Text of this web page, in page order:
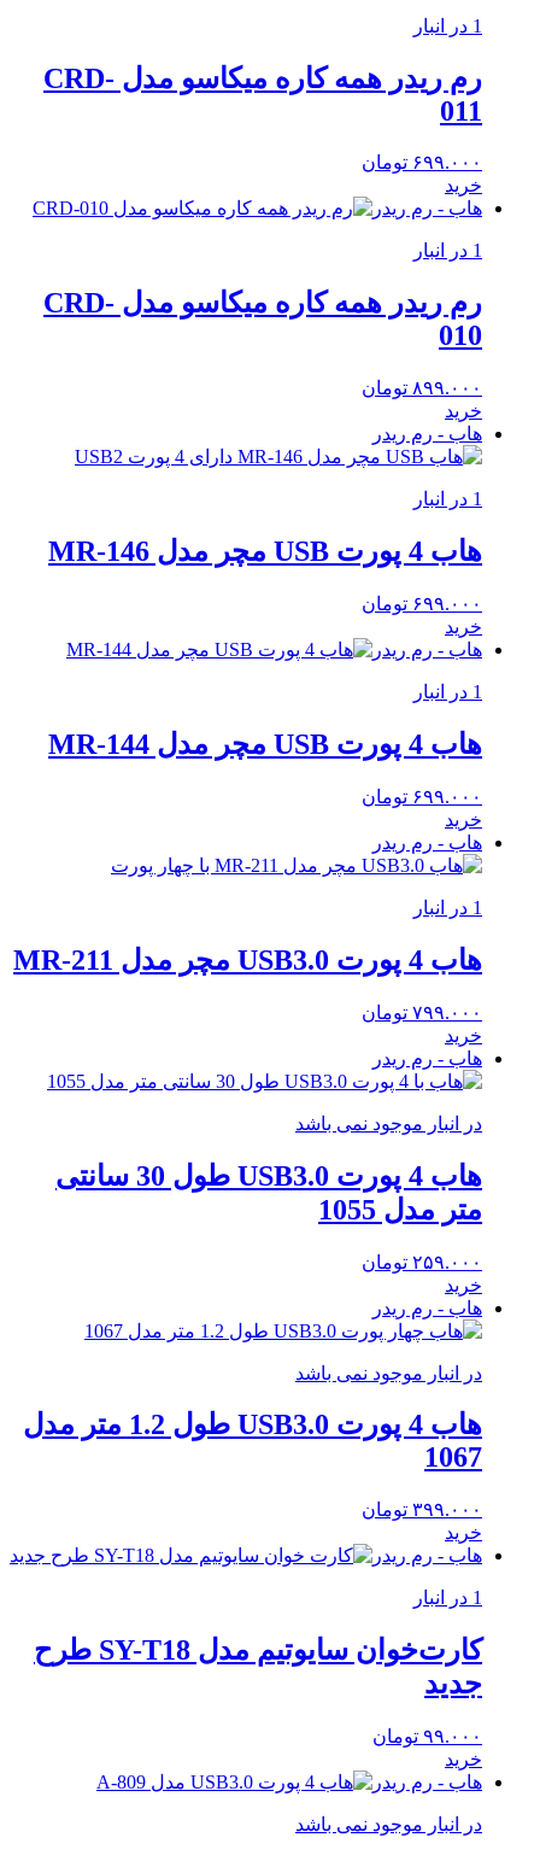
1 در انبار
رم ریدر همه کاره میکاسو مدل CRD-
011
۶۹۹.۰۰۰ تومان
خرید
هاب - رم ریدر
1 در انبار
رم ریدر همه کاره میکاسو مدل CRD-
010
۸۹۹.۰۰۰ تومان
خرید
هاب - رم ریدر
1 در انبار
هاب 4 پورت USB مچر مدل MR-146
۶۹۹.۰۰۰ تومان
خرید
هاب - رم ریدر
1 در انبار
هاب 4 پورت USB مچر مدل MR-144
۶۹۹.۰۰۰ تومان
خرید
هاب - رم ریدر
1 در انبار
هاب 4 پورت USB3.0 مچر مدل MR-211
۷۹۹.۰۰۰ تومان
خرید
هاب - رم ریدر
در انبار موجود نمی باشد
هاب 4 پورت USB3.0 طول 30 سانتی
متر مدل 1055
۲۵۹.۰۰۰ تومان
خرید
هاب - رم ریدر
در انبار موجود نمی باشد
هاب 4 پورت USB3.0 طول 1.2 متر مدل
1067
۳۹۹.۰۰۰ تومان
خرید
هاب - رم ریدر
1 در انبار
کارت‌خوان سایوتیم مدل SY-T18 طرح
جدید
۹۹.۰۰۰ تومان
خرید
هاب - رم ریدر
در انبار موجود نمی باشد